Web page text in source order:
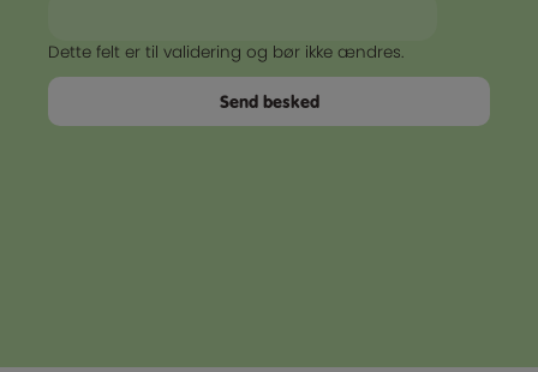
Dette felt er til validering og bør ikke ændres.